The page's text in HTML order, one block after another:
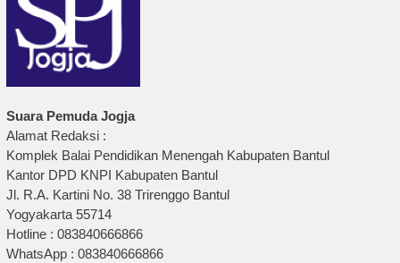
Suara Pemuda Jogja
Alamat Redaksi :
Komplek Balai Pendidikan Menengah Kabupaten Bantul
Kantor DPD KNPI Kabupaten Bantul
Jl. R.A. Kartini No. 38 Trirenggo Bantul
Yogyakarta 55714
Hotline : 083840666866
WhatsApp : 083840666866